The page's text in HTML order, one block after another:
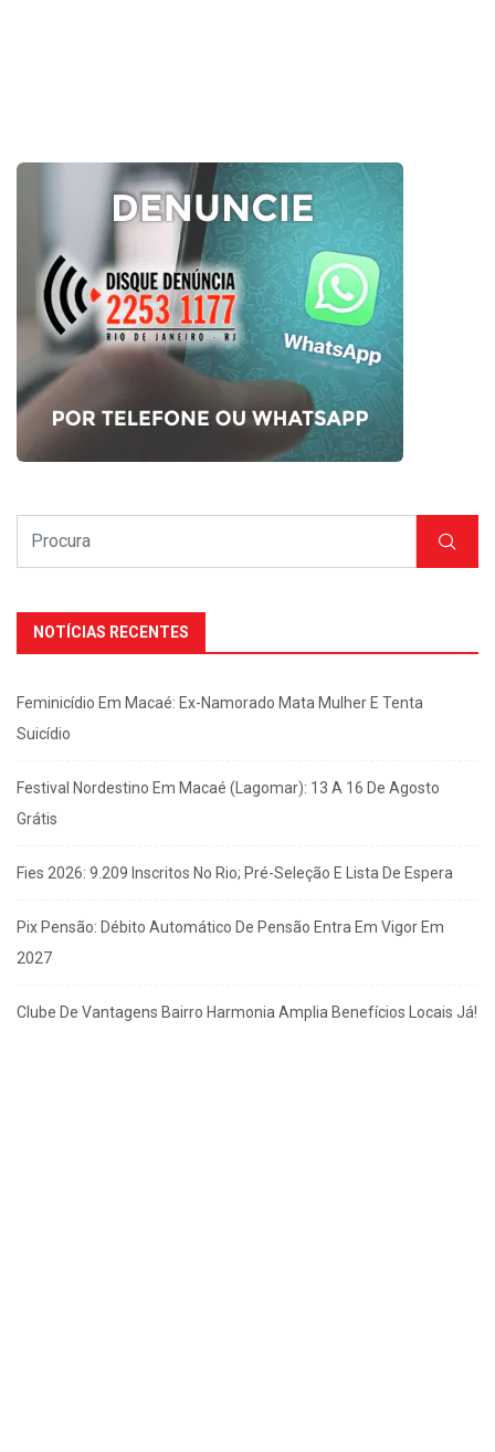
NOTÍCIAS RECENTES
Feminicídio Em Macaé: Ex-Namorado Mata Mulher E Tenta
Suicídio
Festival Nordestino Em Macaé (Lagomar): 13 A 16 De Agosto
Grátis
Fies 2026: 9.209 Inscritos No Rio; Pré-Seleção E Lista De Espera
Pix Pensão: Débito Automático De Pensão Entra Em Vigor Em
2027
Clube De Vantagens Bairro Harmonia Amplia Benefícios Locais Já!